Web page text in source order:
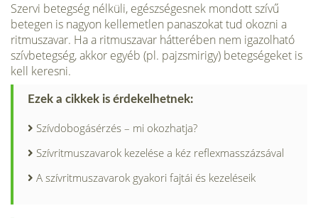
Szervi betegség nélküli, egészségesnek mondott szívű
betegen is nagyon kellemetlen panaszokat tud okozni a
ritmuszavar. Ha a ritmuszavar hát­terében nem igazolható
szívbetegség, akkor egyéb (pl. pajzsmirigy) beteg­ségeket is
kell keresni.
Ezek a cikkek is érdekelhetnek:
Szívdobogásérzés – mi okozhatja?
Szívritmuszavarok kezelése a kéz reflexmasszázsával
A szívritmuszavarok gyakori fajtái és kezeléseik